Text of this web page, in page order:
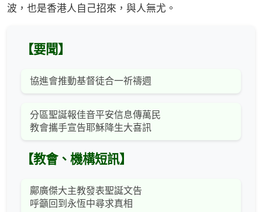
波，也是香港人自己招來，與人無尤。
【要聞】
協進會推動基督徒合一祈禱週
分區聖誕報佳音平安信息傳萬民
教會攜手宣告耶穌降生大喜訊
【教會、機構短訊】
鄺廣傑大主教發表聖誕文告
呼籲回到永恆中尋求真相